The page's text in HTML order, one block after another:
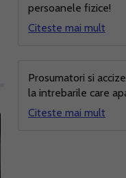
persoanele fizice!
Citeste mai mult
Prosumatori si
la intrebarile care
Citeste mai mult